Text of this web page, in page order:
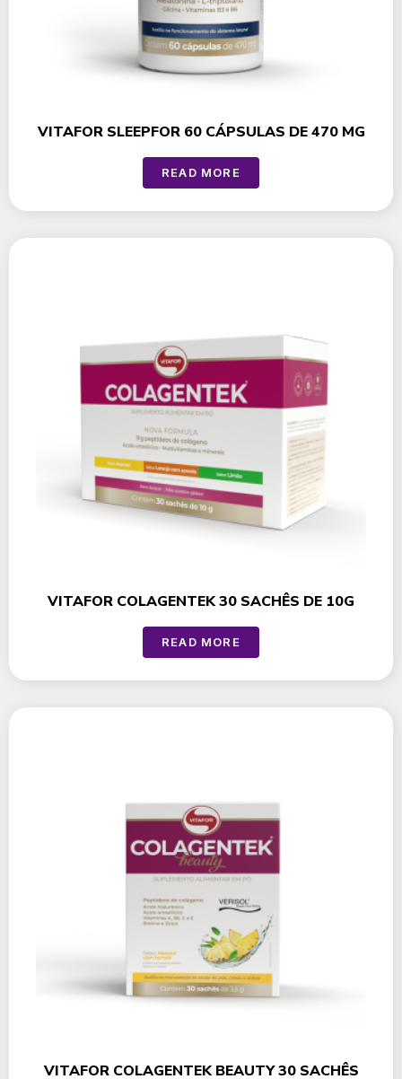
VITAFOR SLEEPFOR 60 CÁPSULAS DE 470 MG
READ MORE
VITAFOR COLAGENTEK 30 SACHÊS DE 10G
READ MORE
VITAFOR COLAGENTEK BEAUTY 30 SACHÊS